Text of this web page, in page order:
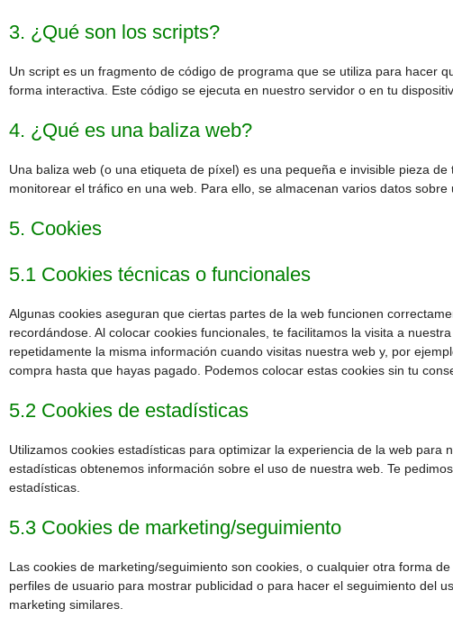
3. ¿Qué son los scripts?
Un script es un fragmento de código de programa que se utiliza para hacer
forma interactiva. Este código se ejecuta en nuestro servidor o en tu
4. ¿Qué es una baliza web?
Una baliza web (o una etiqueta de píxel) es una pequeña e invisible pieza
monitorear el tráfico en una web. Para ello, se almacenan varios datos sobre
5. Cookies
5.1 Cookies técnicas o funcionales
Algunas cookies aseguran que ciertas partes de la web funcionen
recordándose. Al colocar cookies funcionales, te facilitamos la visita a
repetidamente la misma información cuando visitas nuestra web y, por
compra hasta que hayas pagado. Podemos colocar estas cookies sin tu
5.2 Cookies de estadísticas
Utilizamos cookies estadísticas para optimizar la experiencia de la web para
estadísticas obtenemos información sobre el uso de nuestra web. Te
estadísticas.
5.3 Cookies de marketing/seguimiento
Las cookies de marketing/seguimiento son cookies, o cualquier otra forma
perfiles de usuario para mostrar publicidad o para hacer el seguimiento del
marketing similares.